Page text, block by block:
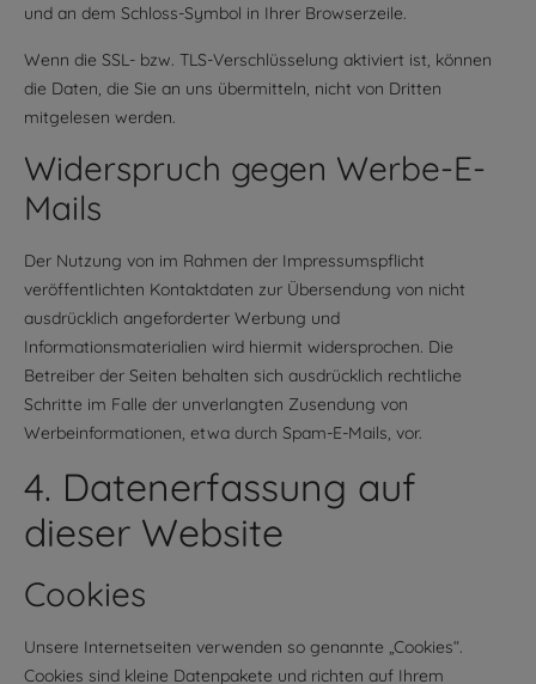
und an dem Schloss-Symbol in Ihrer Browserzeile.
Wenn die SSL- bzw. TLS-Verschlüsselung aktiviert ist, können
die Daten, die Sie an uns übermitteln, nicht von Dritten
mitgelesen werden.
Widerspruch gegen Werbe-E-
Mails
Der Nutzung von im Rahmen der Impressumspflicht
veröffentlichten Kontaktdaten zur Übersendung von nicht
ausdrücklich angeforderter Werbung und
Informationsmaterialien wird hiermit widersprochen. Die
Betreiber der Seiten behalten sich ausdrücklich rechtliche
Schritte im Falle der unverlangten Zusendung von
Werbeinformationen, etwa durch Spam-E-Mails, vor.
4. Datenerfassung auf
dieser Website
Cookies
Unsere Internetseiten verwenden so genannte „Cookies“.
Cookies sind kleine Datenpakete und richten auf Ihrem